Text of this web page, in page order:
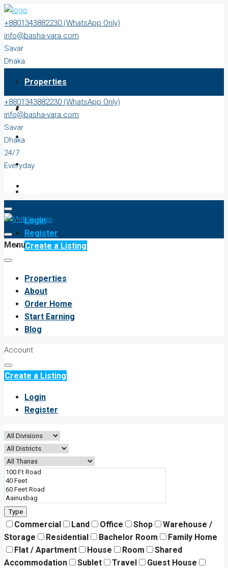
+8801343882230 (WhatsApp Only)
info@basha-vara.com
Savar
Dhaka
EverydayProperties
About
Start Earning
Login
Register
Create a Listing
+8801343882230 (WhatsApp Only)
info@basha-vara.com
Savar
Dhaka
24/7
Everyday
Menu
Properties
About
Order Home
Start Earning
Blog
Account
Create a Listing
Login
Register
Type
Commercial Land Office Shop
Warehouse /
Storage
Residential Bachelor Room
Family Home
Flat / Apartment
House Room
Shared
Accommodation
Sublet Travel
Guest House